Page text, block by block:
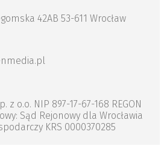
42AB 53-611 Wrocław
z o.o. NIP 897-17-67-168 REGON
Sąd Rejonowy dla Wrocławia
KRS 0000370285